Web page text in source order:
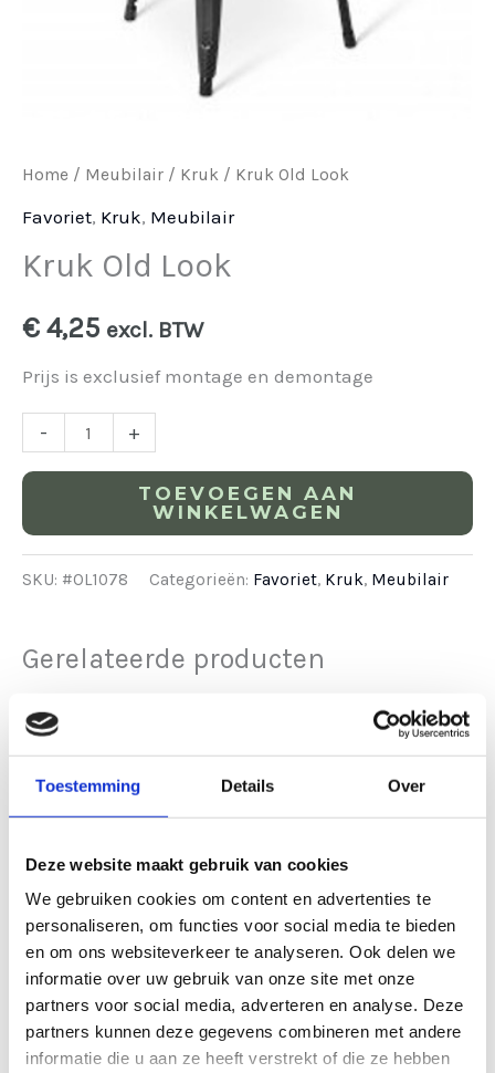
Toestemming Details Over
Deze website maakt gebruik van cookies
We gebruiken cookies om content en advertenties te
personaliseren, om functies voor social media te bieden
en om ons websiteverkeer te analyseren. Ook delen we
informatie over uw gebruik van onze site met onze
partners voor social media, adverteren en analyse. Deze
partners kunnen deze gegevens combineren met andere
informatie die u aan ze heeft verstrekt of die ze hebben
Home / Meubilair / Kruk / Kruk Old Look
Favoriet, Kruk, Meubilair
Kruk Old Look
€ 4,25 excl. BTW
Prijs is exclusief montage en demontage
- +
TOEVOEGEN AAN
WINKELWAGEN
SKU: #OL1078 Categorieën: Favoriet, Kruk, Meubilair
Gerelateerde producten
Statafel
steigerhout mixed
wood 80×120 cm
Meubilair
Tafel steigerhout
mixed wood 80×80
cm